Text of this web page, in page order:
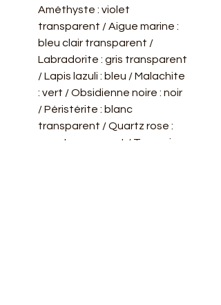
Améthyste : violet
transparent / Aigue marine :
bleu clair transparent /
Labradorite : gris transparent
/ Lapis lazuli : bleu / Malachite
: vert / Obsidienne noire : noir
/ Péristérite : blanc
transparent / Quartz rose :
rose transparent / Turquoise